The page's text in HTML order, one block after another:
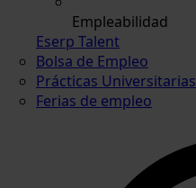
Empleabilidad
Eserp Talent
Bolsa de Empleo
Prácticas Universitarias
Ferias de empleo